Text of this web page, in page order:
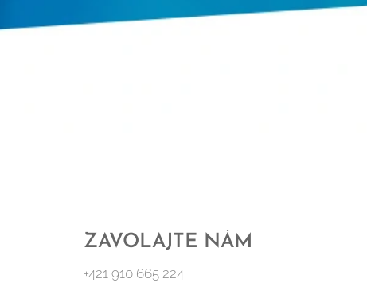
ZAVOLAJTE NÁM
+421 910 665 224